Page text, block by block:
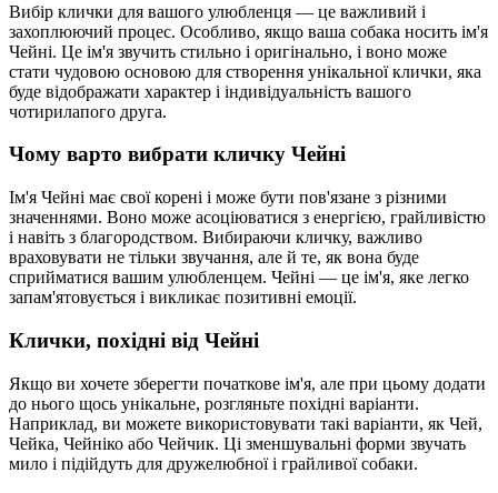
Вибір клички для вашого улюбленця — це важливий і
захоплюючий процес. Особливо, якщо ваша собака носить ім'я
Чейні. Це ім'я звучить стильно і оригінально, і воно може
стати чудовою основою для створення унікальної клички, яка
буде відображати характер і індивідуальність вашого
чотирилапого друга.
Чому варто вибрати кличку Чейні
Ім'я Чейні має свої корені і може бути пов'язане з різними
значеннями. Воно може асоціюватися з енергією, грайливістю
і навіть з благородством. Вибираючи кличку, важливо
враховувати не тільки звучання, але й те, як вона буде
сприйматися вашим улюбленцем. Чейні — це ім'я, яке легко
запам'ятовується і викликає позитивні емоції.
Клички, похідні від Чейні
Якщо ви хочете зберегти початкове ім'я, але при цьому додати
до нього щось унікальне, розгляньте похідні варіанти.
Наприклад, ви можете використовувати такі варіанти, як Чей,
Чейка, Чейніко або Чейчик. Ці зменшувальні форми звучать
мило і підійдуть для дружелюбної і грайливої собаки.